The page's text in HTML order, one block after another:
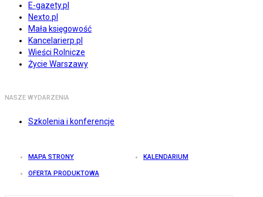
E-gazety.pl
Nexto.pl
Mała księgowość
Kancelarierp.pl
Wieści Rolnicze
Życie Warszawy
NASZE WYDARZENIA
Szkolenia i konferencje
MAPA STRONY KALENDARIUM
OFERTA PRODUKTOWA